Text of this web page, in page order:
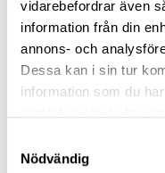
vidarebefordrar även
information från din
annons- och
Dessa kan i sin tur
information som du
Nödvändig
Tack för er insats, ni är
Vid pennan